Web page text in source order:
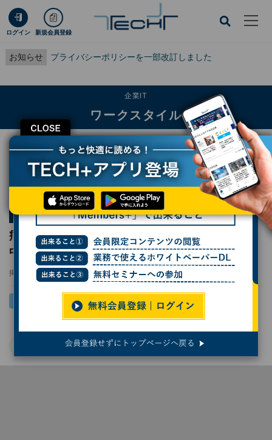
ログイン 新規会員登録
お知らせ プライバシーポリシーを一部改訂しました
CLOSE
企業IT
ワークスタイル
TECH+ 企業IT
ワークスタイル
病状説明の記録作成が30分から5分に、板橋中央総合病院が進める音声AI活用
第1回 実例で読む医療現場のAI活用
病状説明の記録作成が30分から5分に、板橋
中央総合病院が進める音声AI活用
掲載日 2026/05/27 10:00
病院 医療 業務効率化